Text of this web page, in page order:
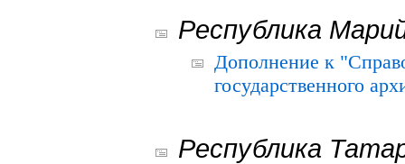
Республика
Дополнение к
государственного
Республика